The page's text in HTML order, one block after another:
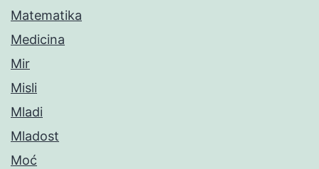
Matematika
Medicina
Mir
Misli
Mladi
Mladost
Moć